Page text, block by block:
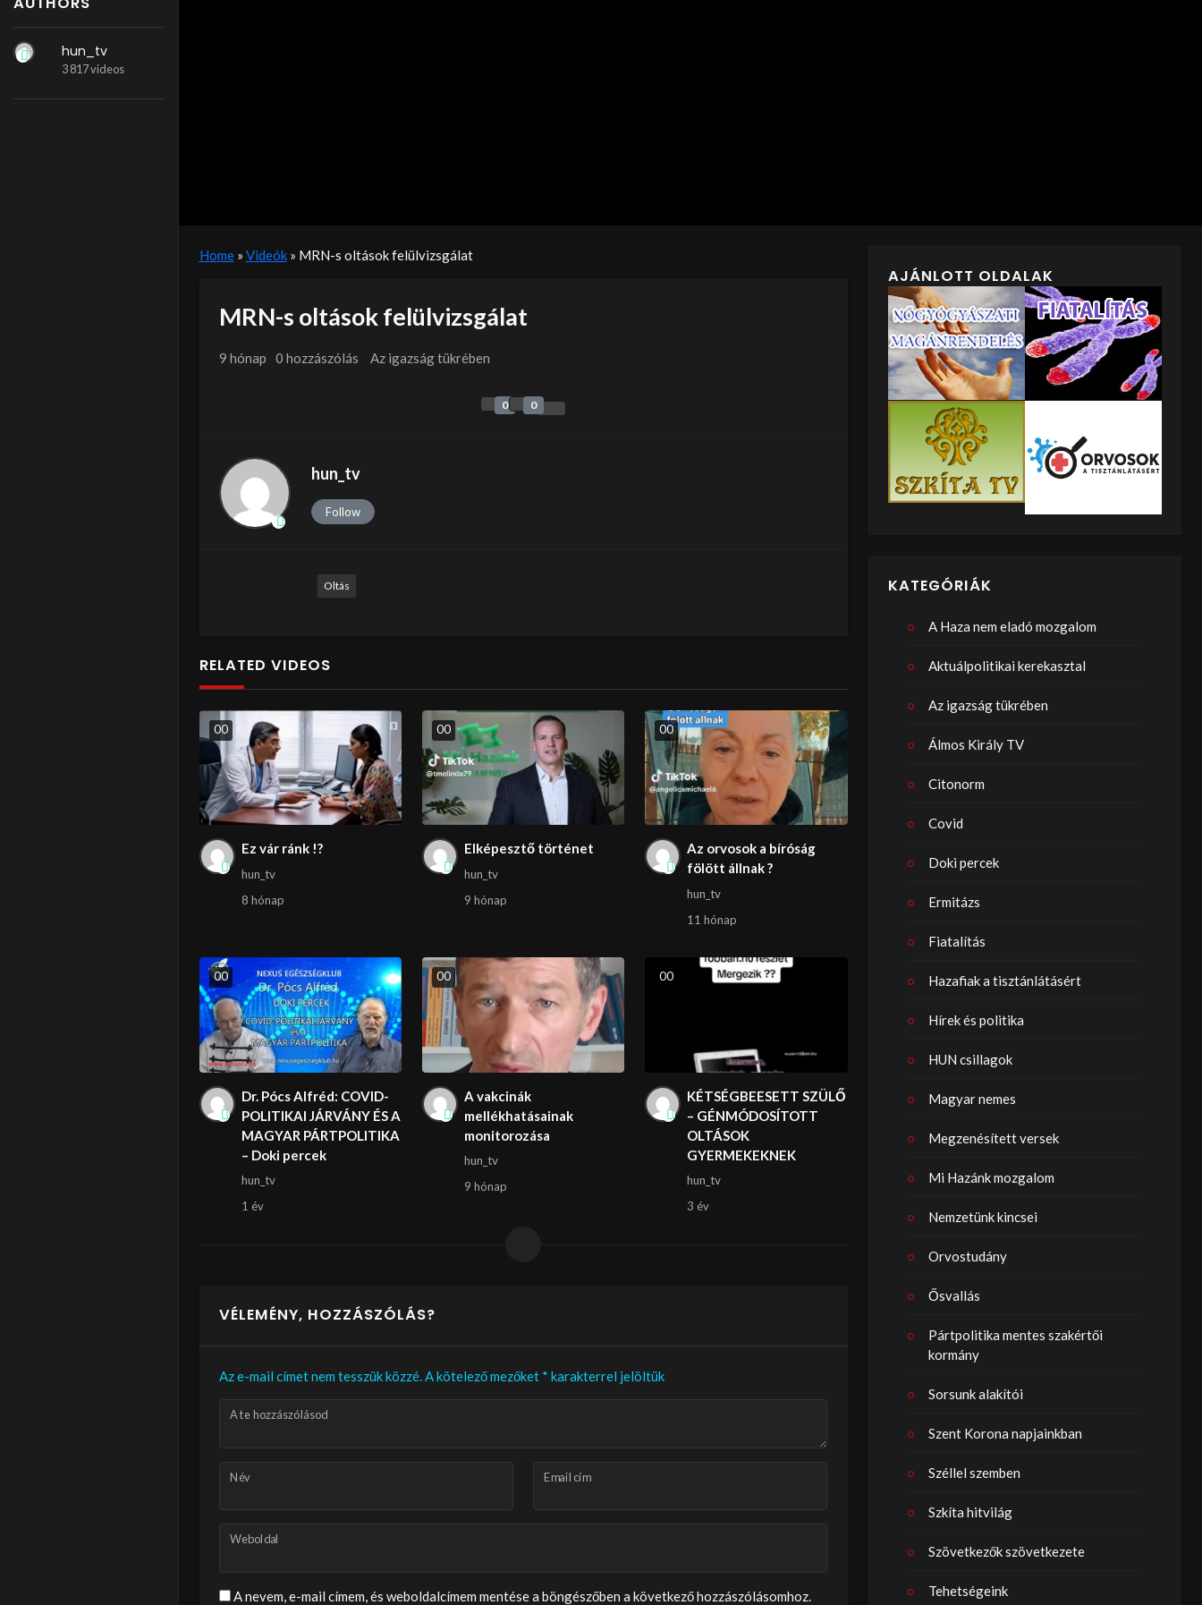
hun_tv
3 817 videos
Home» Videók» MRN-s oltások felülvizsgálat
MRN-s oltások felülvizsgálat
9 hónap 0 hozzászólás Az igazság tükrében
0 0
hun_tv
Follow
Oltás
RELATED VIDEOS
00
Ez vár ránk !?
hun_tv
8 hónap
00
Elképesztő történet
hun_tv
9 hónap
00
Az orvosok a bíróság
fölött állnak ?
hun_tv
11 hónap
00
Dr. Pócs Alfréd: COVID-
POLITIKAI JÁRVÁNY ÉS A
MAGYAR PÁRTPOLITIKA
– Doki percek
hun_tv
1 év
00
A vakcinák
mellékhatásainak
monitorozása
hun_tv
9 hónap
00
KÉTSÉGBEESETT SZÜLŐ
– GÉNMÓDOSÍTOTT
OLTÁSOK
GYERMEKEKNEK
hun_tv
3 év
VÉLEMÉNY, HOZZÁSZÓLÁS?
Az e-mail címet nem tesszük közzé.A kötelező mezőket * karakterrel jelöltük
A te hozzászólásod
Név Email cím
Weboldal
A nevem, e-mail címem, és weboldalcímem mentése a böngészőben a következő hozzászólásomhoz.
AJÁNLOTT OLDALAK
KATEGÓRIÁK
A Haza nem eladó mozgalom
Aktuálpolitikai kerekasztal
Az igazság tükrében
Álmos Király TV
Citonorm
Covid
Doki percek
Ermitázs
Fiatalítás
Hazafiak a tisztánlátásért
Hírek és politika
HUN csillagok
Magyar nemes
Megzenésített versek
Mi Hazánk mozgalom
Nemzetünk kincsei
Orvostudány
Ősvallás
Pártpolitika mentes szakértői
kormány
Sorsunk alakítói
Szent Korona napjainkban
Széllel szemben
Szkíta hitvilág
Szövetkezők szövetkezete
Tehetségeink